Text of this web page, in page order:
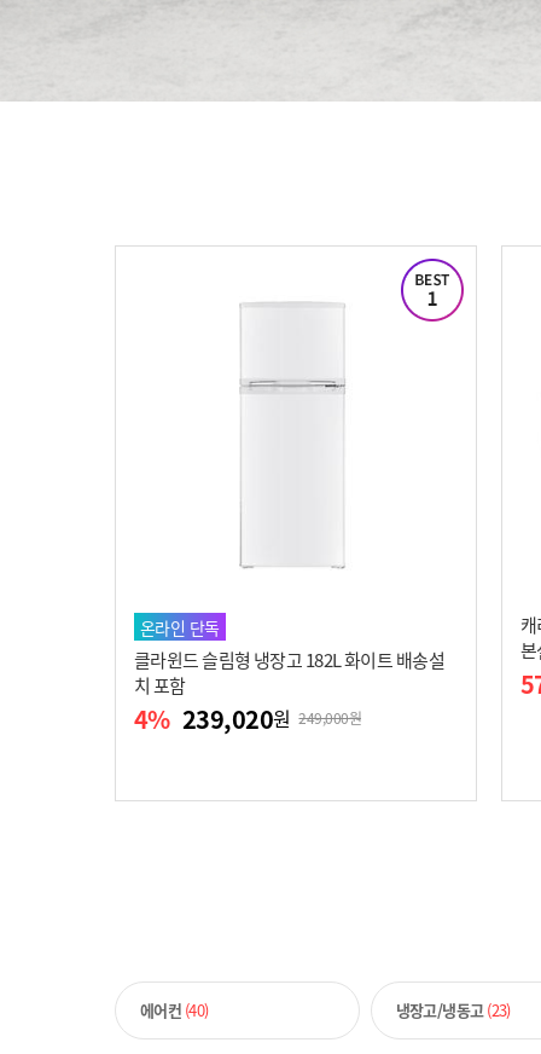
온라인 단독
클라윈드 슬림형 냉장고 182L 화이트 배송설
치 포함
249,000원
239,020원
4%
에어컨 (40) 냉장고/냉동고(23)